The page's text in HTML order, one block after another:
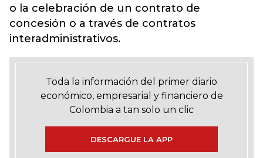
o la celebración de un contrato de
concesión o a través de contratos
interadministrativos.
Toda la información del primer diario
económico, empresarial y financiero de
Colombia a tan solo un clic
DESCARGUE LA APP